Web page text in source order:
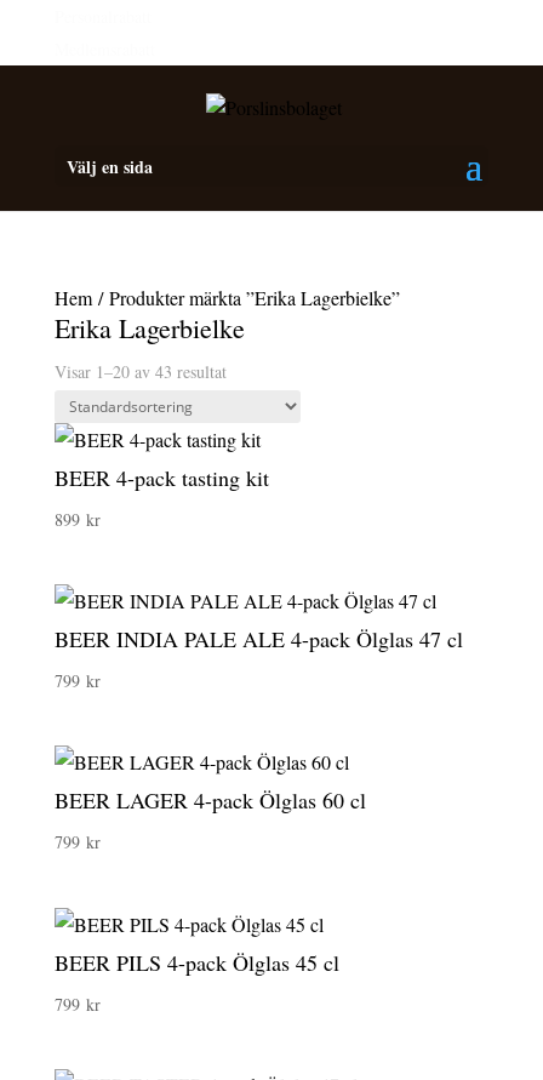
Välj en sida
Hem/ Produkter märkta ”Erika Lagerbielke”
Erika Lagerbielke
Visar 1–20 av 43 resultat
BEER 4-pack tasting kit
899 kr
BEER INDIA PALE ALE 4-pack Ölglas 47 cl
799 kr
BEER LAGER 4-pack Ölglas 60 cl
799 kr
BEER PILS 4-pack Ölglas 45 cl
799 kr